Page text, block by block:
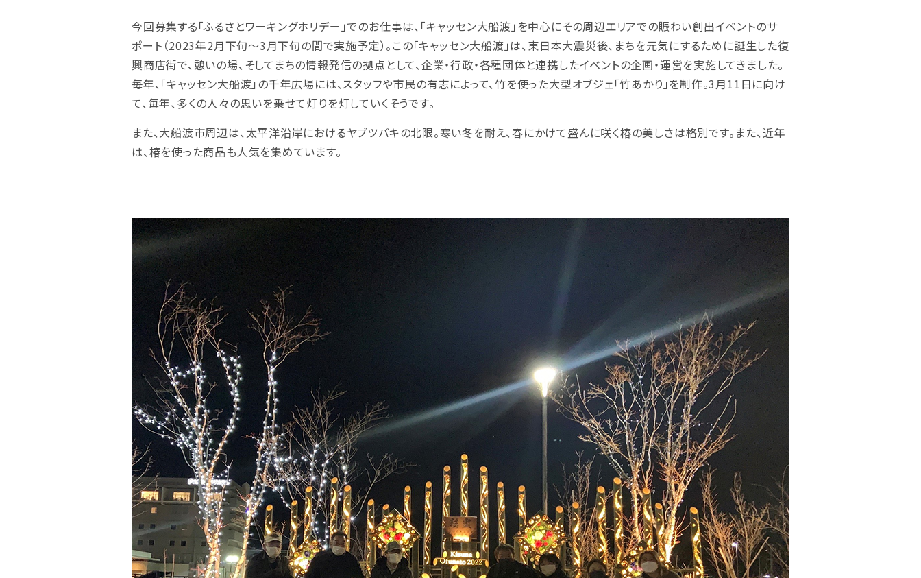
今回募集する「ふるさとワーキングホリデー」でのお仕事は、「キャッセン大船渡」を中心にその周辺エリアでの賑わい創出イベントのサ
ポート（2023年2月下旬～3月下旬の間で実施予定）。この「キャッセン大船渡」は、東日本大震災後、まちを元気にするために誕生した復
興商店街で、憩いの場、そしてまちの情報発信の拠点として、企業・行政・各種団体と連携したイベントの企画・運営を実施してきました。
毎年、「キャッセン大船渡」の千年広場には、スタッフや市民の有志によって、竹を使った大型オブジェ「竹あかり」を制作。3月11日に向け
て、毎年、多くの人々の思いを乗せて灯りを灯していくそうです。
また、大船渡市周辺は、太平洋沿岸におけるヤブツバキの北限。寒い冬を耐え、春にかけて盛んに咲く椿の美しさは格別です。また、近年
は、椿を使った商品も人気を集めています。